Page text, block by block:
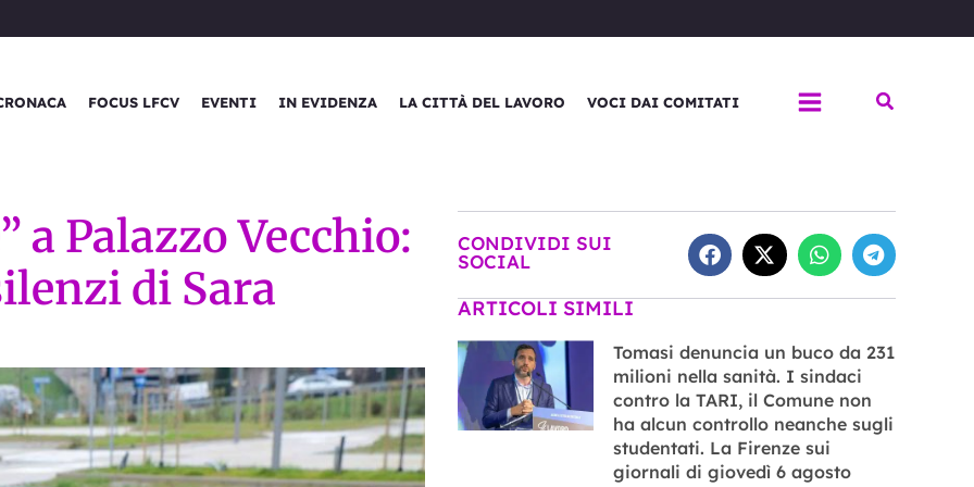
FOCUS LFCV EVENTI IN EVIDENZA LA CITTÀ DEL LAVORO VOCI DAI COMITATI Cerca
a Palazzo Vecchio:
di Sara
CONDIVIDI SUI
SOCIAL
ARTICOLI SIMILI
Tomasi denuncia un buco da 231
milioni nella sanità. I sindaci
contro la TARI, il Comune non
ha alcun controllo neanche sugli
studentati. La Firenze sui
giornali di giovedì 6 agosto